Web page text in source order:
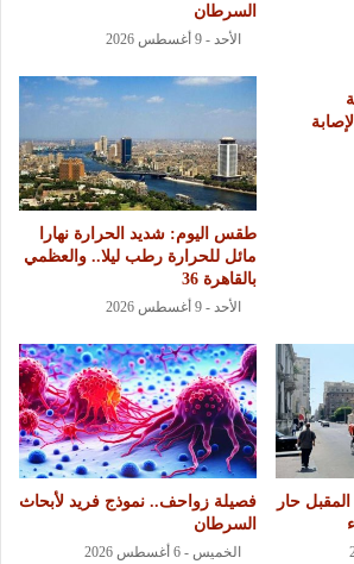
السرطان
الأحد - 9 أغسطس 2026
طقس اليوم: شديد الحرارة نهارا
مائل للحرارة رطب ليلا.. والعظمي
بالقاهرة 36
الأحد - 9 أغسطس 2026
حار
فصيلة زواحف.. نموذج فريد لأبحاث
السرطان
الخميس - 6 أغسطس 2026